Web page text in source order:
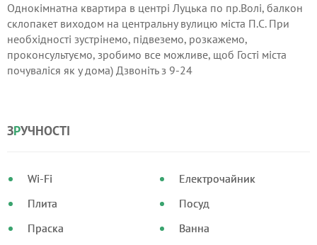
Однокімнатна квартира в центрі Луцька по пр.Волі, балкон
склопакет виходом на центральну вулицю міста П.С. При
необхідності зустрінемо, підвеземо, розкажемо,
проконсультуємо, зробимо все можливе, щоб Гості міста
почуваліся як у дома) Дзвоніть з 9-24
ЗРУЧНОСТІ
Wi-Fi
Плита
Праска
Електрочайник
Посуд
Ванна